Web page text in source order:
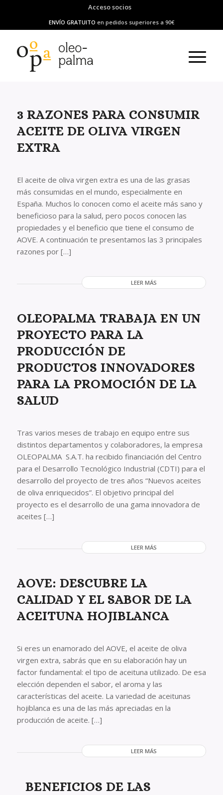
Acceso socios
ENVÍO GRATUITO en pedidos superiores a 90€
3 RAZONES PARA CONSUMIR
ACEITE DE OLIVA VIRGEN
EXTRA
El aceite de oliva virgen extra es una de las grasas
más consumidas en el mundo, especialmente en
España. Muchos lo conocen como el aceite más sano y
beneficioso para la salud, pero pocos conocen las
propiedades y el beneficio que tiene el consumo de
AOVE. A continuación te presentamos las 3 principales
razones por […]
LEER MÁS
OLEOPALMA TRABAJA EN UN
PROYECTO PARA LA
PRODUCCIÓN DE
PRODUCTOS INNOVADORES
PARA LA PROMOCIÓN DE LA
SALUD
Tras varios meses de trabajo en equipo entre sus
distintos departamentos y colaboradores, la empresa
OLEOPALMA S.A.T. ha recibido financiación del Centro
para el Desarrollo Tecnológico Industrial (CDTI) para el
desarrollo del proyecto de tres años “Nuevos aceites
de oliva enriquecidos”. El objetivo principal del
proyecto es el desarrollo de una gama innovadora de
aceites […]
LEER MÁS
AOVE: DESCUBRE LA
CALIDAD Y EL SABOR DE LA
ACEITUNA HOJIBLANCA
Si eres un enamorado del AOVE, el aceite de oliva
virgen extra, sabrás que en su elaboración hay un
factor fundamental: el tipo de aceituna utilizado. De esa
elección dependen el sabor, el aroma y las
características del aceite. La variedad de aceitunas
hojiblanca es una de las más apreciadas en la
producción de aceite. […]
LEER MÁS
BENEFICIOS DE LAS